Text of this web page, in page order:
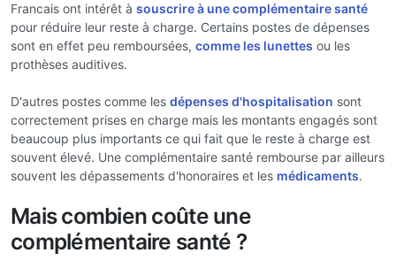
Francais ont intérêt à souscrire à une complémentaire santé
pour réduire leur reste à charge. Certains postes de dépenses
sont en effet peu remboursées, comme les lunettes ou les
prothèses auditives.
D'autres postes comme les dépenses d'hospitalisation sont
correctement prises en charge mais les montants engagés sont
beaucoup plus importants ce qui fait que le reste à charge est
souvent élevé. Une complémentaire santé rembourse par ailleurs
souvent les dépassements d'honoraires et les médicaments.
Mais combien coûte une
complémentaire santé ?